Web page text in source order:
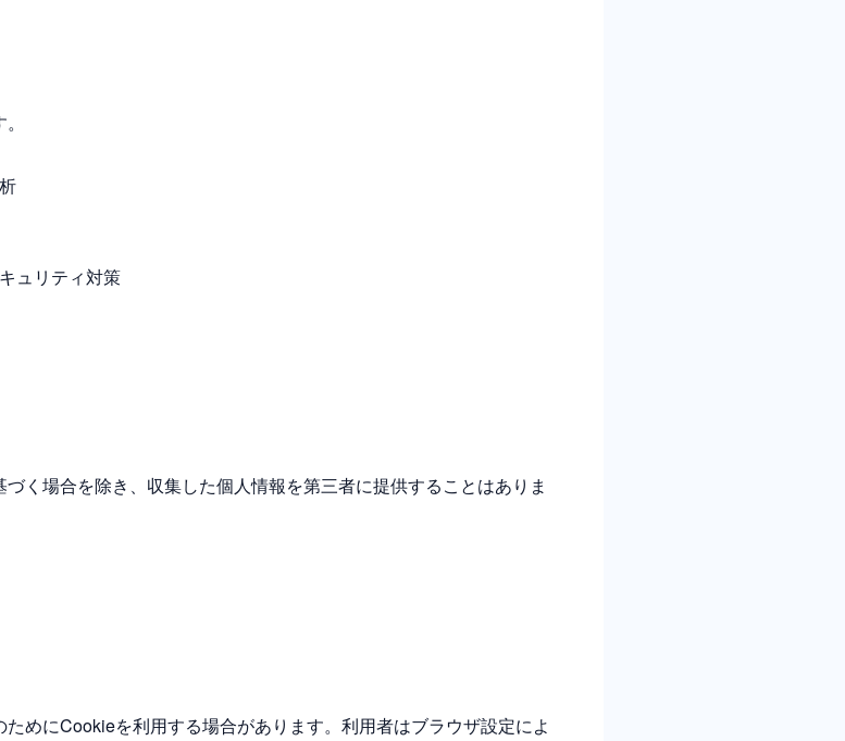
ュリティ対策
く場合を除き、収集した個人情報を第三者に提供することはありま
めにCookieを利用する場合があります。利用者はブラウザ設定によ